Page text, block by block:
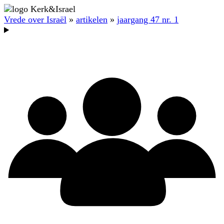
Vrede over Israël » artikelen » jaargang 47 nr. 1